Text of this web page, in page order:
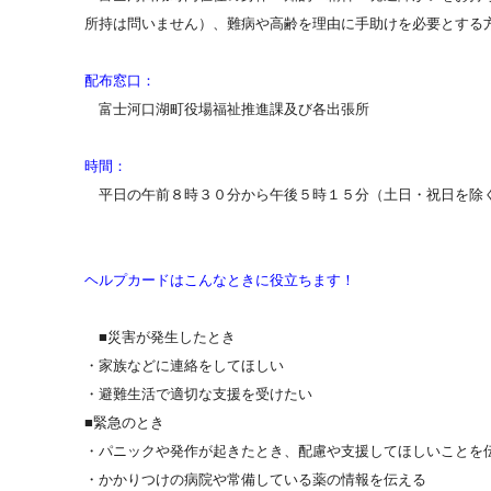
所持は問いません）、難病や高齢を理由に手助けを必要とする
配布窓口：
富士河口湖町役場福祉推進課及び各出張所
時間：
平日の午前８時３０分から午後５時１５分（土日・祝日を除
ヘルプカードはこんなときに役立ちます！
■災害が発生したとき
・家族などに連絡をしてほしい
・避難生活で適切な支援を受けたい
■緊急のとき
・パニックや発作が起きたとき、配慮や支援してほしいことを
・かかりつけの病院や常備している薬の情報を伝える